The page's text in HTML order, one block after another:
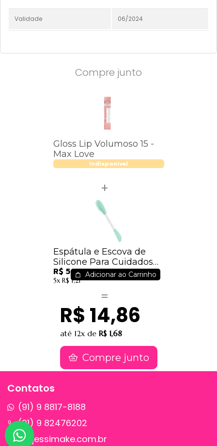
Validade 06/2024
Compre junto
Gloss Lip Volumoso 15 -
Max Love
Indisponível
Espátula e Escova de
Silicone Para Cuidados
Faciais - IM
R$ 5,22
5x R$ 1,21
Adicionar ao Carrinho
R$ 14,86
até 12x de R$ 1,68
Compre junto
Contatos
(91) 9 8817-8188
(91) 9 82476202
sac@jessimake.com.br